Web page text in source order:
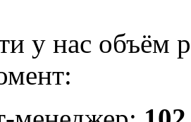
у нас объём